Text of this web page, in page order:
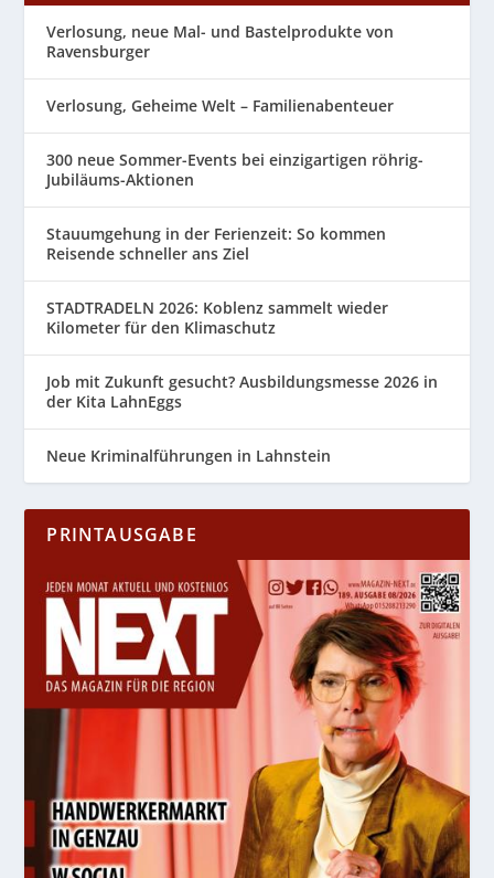
Verlosung, neue Mal- und Bastelprodukte von
Ravensburger
Verlosung, Geheime Welt – Familienabenteuer
300 neue Sommer-Events bei einzigartigen röhrig-
Jubiläums-Aktionen
Stauumgehung in der Ferienzeit: So kommen
Reisende schneller ans Ziel
STADTRADELN 2026: Koblenz sammelt wieder
Kilometer für den Klimaschutz
Job mit Zukunft gesucht? Ausbildungsmesse 2026 in
der Kita LahnEggs
Neue Kriminalführungen in Lahnstein
PRINTAUSGABE